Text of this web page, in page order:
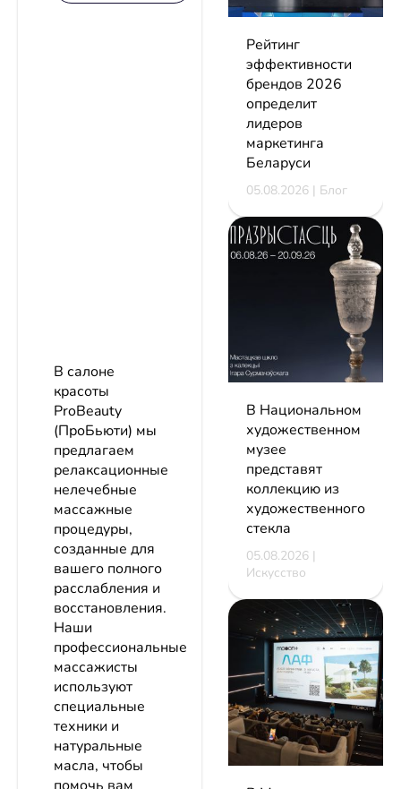
В салоне
красоты
ProBeauty
(ПроБьюти) мы
предлагаем
релаксационные
нелечебные
массажные
процедуры,
созданные для
вашего полного
расслабления и
восстановления.
Наши
профессиональные
массажисты
используют
специальные
техники и
натуральные
масла, чтобы
Рейтинг
эффективности
брендов 2026
определит
лидеров
маркетинга
Беларуси
05.08.2026 | Блог
В Национальном
художественном
музее
представят
коллекцию из
художественного
стекла
05.08.2026 |
Искусство